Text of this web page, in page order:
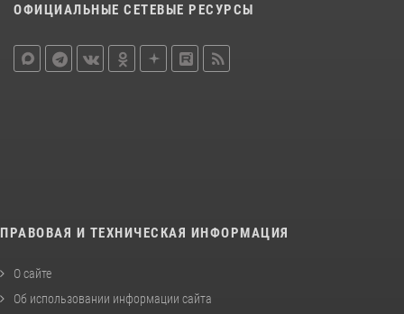
ОФИЦИАЛЬНЫЕ СЕТЕВЫЕ РЕСУРСЫ
ПРАВОВАЯ И ТЕХНИЧЕСКАЯ ИНФОРМАЦИЯ
О сайте
Об использовании информации сайта